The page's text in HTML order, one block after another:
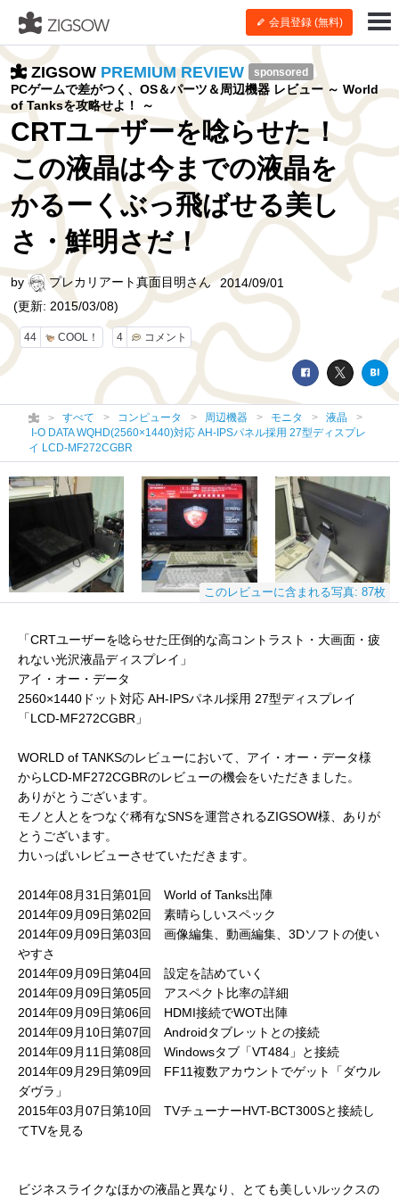
会員登録 (無料)
ZIGSOW PREMIUM REVIEW sponsored
PCゲームで差がつく、OS＆パーツ＆周辺機器 レビュー ～ World
of Tanksを攻略せよ！ ～
CRTユーザーを唸らせた！
この液晶は今までの液晶を
かるーくぶっ飛ばせる美し
さ・鮮明さだ！
44 COOL！ 4 コメント
by プレカリアート真面目明さん
2014/09/01
(更新: 2015/03/08)
すべて コンピュータ 周辺機器 モニタ
液晶
I-O DATA WQHD(2560×1440)対応 AH-IPSパネル採用 27型ディスプレ
イ LCD-MF272CGBR
このレビューに含まれる写真: 87枚
「CRTユーザーを唸らせた圧倒的な高コントラスト・大画面・疲
れない光沢液晶ディスプレイ」
アイ・オー・データ
2560×1440ドット対応 AH-IPSパネル採用 27型ディスプレイ
「LCD-MF272CGBR」
WORLD of TANKSのレビューにおいて、アイ・オー・データ様
からLCD-MF272CGBRのレビューの機会をいただきました。
ありがとうございます。
モノと人とをつなぐ稀有なSNSを運営されるZIGSOW様、ありが
とうございます。
力いっぱいレビューさせていただきます。
2014年08月31日第01回 World of Tanks出陣
2014年09月09日第02回 素晴らしいスペック
2014年09月09日第03回 画像編集、動画編集、3Dソフトの使い
やすさ
2014年09月09日第04回 設定を詰めていく
2014年09月09日第05回 アスペクト比率の詳細
2014年09月09日第06回 HDMI接続でWOT出陣
2014年09月10日第07回 Androidタブレットとの接続
2014年09月11日第08回 Windowsタブ「VT484」と接続
2014年09月29日第09回 FF11複数アカウントでゲット「ダウル
ダヴラ」
2015年03月07日第10回 TVチューナーHVT-BCT300Sと接続し
てTVを見る
ビジネスライクなほかの液晶と異なり、とても美しいルックスの